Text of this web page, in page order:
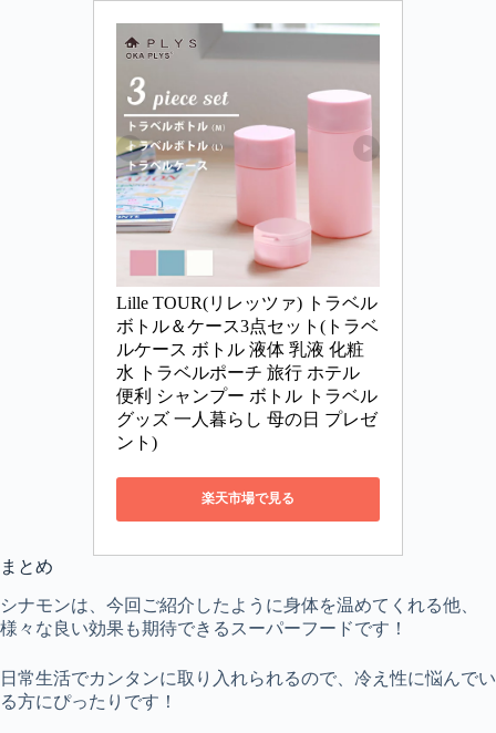
Lille TOUR(リレッツァ) トラベル
ボトル＆ケース3点セット(トラベ
ルケース ボトル 液体 乳液 化粧
水 トラベルポーチ 旅行 ホテル
便利 シャンプー ボトル トラベル
グッズ 一人暮らし 母の日 プレゼ
ント)
楽天市場で見る
まとめ
シナモンは、今回ご紹介したように身体を温めてくれる他、
様々な良い効果も期待できるスーパーフードです！
日常生活でカンタンに取り入れられるので、冷え性に悩んでい
る方にぴったりです！